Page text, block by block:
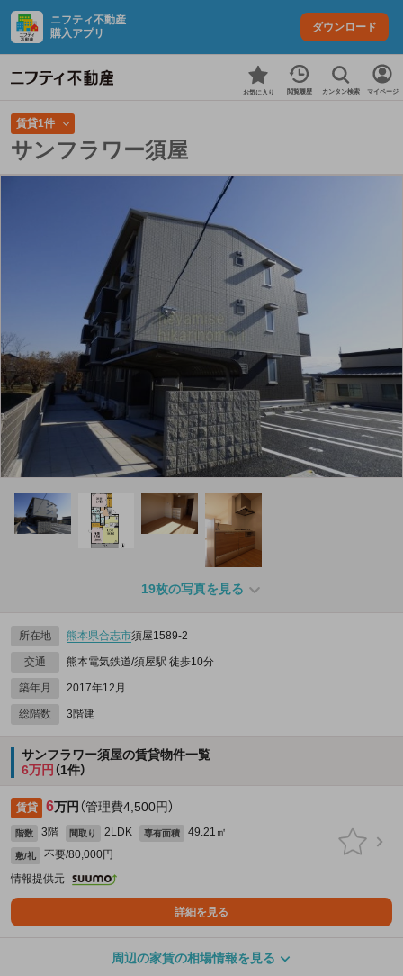
ニフティ不動産
購入アプリ
ダウンロード
お気に入り 閲覧履歴 カンタン検索 マイページ
賃貸1件
サンフラワー須屋
19枚の写真を見る
所在地 熊本県合志市須屋1589‐2
交通 熊本電気鉄道/須屋駅 徒歩10分
築年月 2017年12月
総階数 3階建
サンフラワー須屋の賃貸物件一覧
6万円 （1件）
賃貸 6万円 （管理費4,500円）
階数 3階 間取り 2LDK 専有面積 49.21㎡
敷/礼
不要/80,000円
情報提供元
詳細を見る
周辺の家賃の相場情報を見る